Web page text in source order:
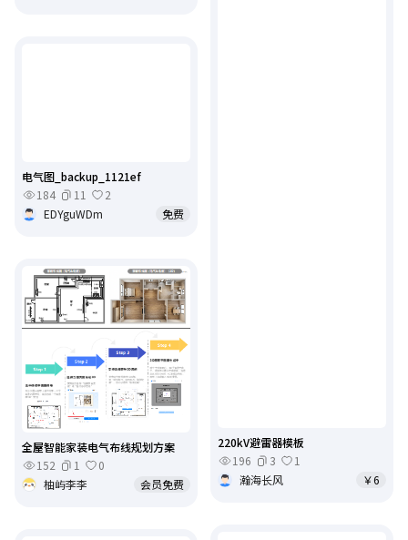
220kV避雷器模板
196
3
1
瀚海长风
￥6
电气图_backup_1121ef
184
11
2
EDYguWDm
免费
全屋智能家装电气布线规划方案
152
1
0
柚屿李李
会员免费